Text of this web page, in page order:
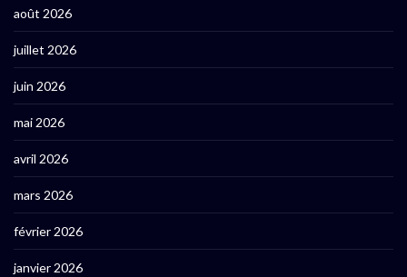
août 2026
juillet 2026
juin 2026
mai 2026
avril 2026
mars 2026
février 2026
janvier 2026